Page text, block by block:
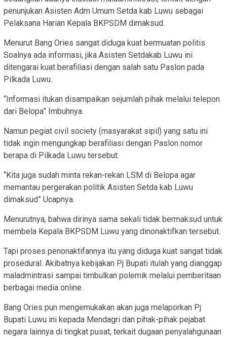
penunjukan Asisten Adm Umum Setda kab Luwu sebagai
Pelaksana Harian Kepala BKPSDM dimaksud.
Menurut Bang Ories sangat diduga kuat bermuatan politis.
Soalnya ada informasi, jika Asisten Setdakab Luwu ini
ditengarai kuat berafiliasi dengan salah satu Paslon pada
Pilkada Luwu.
“Informasi itukan disampaikan sejumlah pihak melalui telepon
dari Belopa” Imbuhnya.
Namun pegiat civil society (masyarakat sipil) yang satu ini
tidak ingin mengungkap berafiliasi dengan Paslon nomor
berapa di Pilkada Luwu tersebut.
“Kita juga sudah minta rekan-rekan LSM di Belopa agar
memantau pergerakan politik Asisten Setda kab Luwu
dimaksud” Ucapnya.
Menurutnya, bahwa dirinya sama sekali tidak bermaksud untuk
membela Kepala BKPSDM Luwu yang dinonaktifkan tersebut.
Tapi proses penonaktifannya itu yang diduga kuat sangat tidak
prosedural. Akibatnya kebijakan Pj Bupati itulah yang dianggap
maladmintrasi sampai timbulkan polemik melalui pemberitaan
berbagai media online.
Bang Ories pun mengemukakan akan juga melaporkan Pj
Bupati Luwu ini kepada Mendagri dan pihak-pihak pejabat
negara lainnya di tingkat pusat, terkait dugaan penyalahgunaan